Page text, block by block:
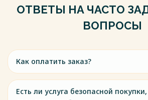
ОТВЕТЫ НА ЧАСТО
ВОПРОСЫ
Как оплатить заказ?
Есть ли услуга безопасной